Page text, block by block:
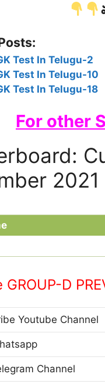
Test In Telugu-2
Test In Telugu-10
Test In Telugu-18
For other
2021
GROUP-D
Youtube Channel
Channel